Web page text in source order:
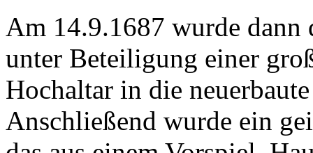
Am 14.9.1687 wurde
unter Beteiligung einer
Hochaltar in die
Anschließend wurde ein